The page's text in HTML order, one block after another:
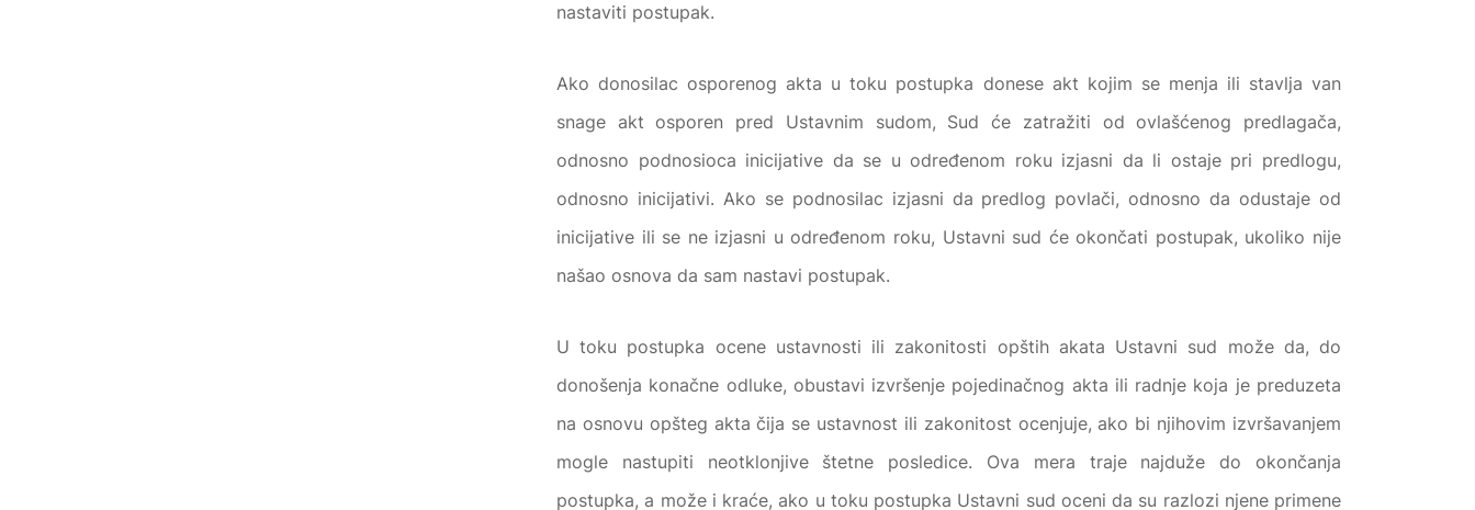
nastaviti postupak.
Ako donosilac osporenog akta u toku postupka donese akt kojim se menja ili stavlja van
snage akt osporen pred Ustavnim sudom, Sud će zatražiti od ovlašćenog predlagača,
odnosno podnosioca inicijative da se u određenom roku izjasni da li ostaje pri predlogu,
odnosno inicijativi. Ako se podnosilac izjasni da predlog povlači, odnosno da odustaje od
inicijative ili se ne izjasni u određenom roku, Ustavni sud će okončati postupak, ukoliko nije
našao osnova da sam nastavi postupak.
U toku postupka ocene ustavnosti ili zakonitosti opštih akata Ustavni sud može da, do
donošenja konačne odluke, obustavi izvršenje pojedinačnog akta ili radnje koja je preduzeta
na osnovu opšteg akta čija se ustavnost ili zakonitost ocenjuje, ako bi njihovim izvršavanjem
mogle nastupiti neotklonjive štetne posledice. Ova mera traje najduže do okončanja
postupka, a može i kraće, ako u toku postupka Ustavni sud oceni da su razlozi njene primene